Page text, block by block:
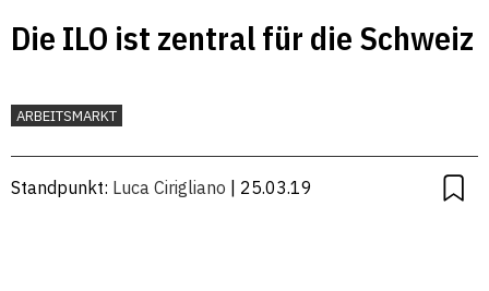
Die ILO ist zentral für die Schweiz
ARBEITSMARKT
Standpunkt: Luca Cirigliano | 25.03.19